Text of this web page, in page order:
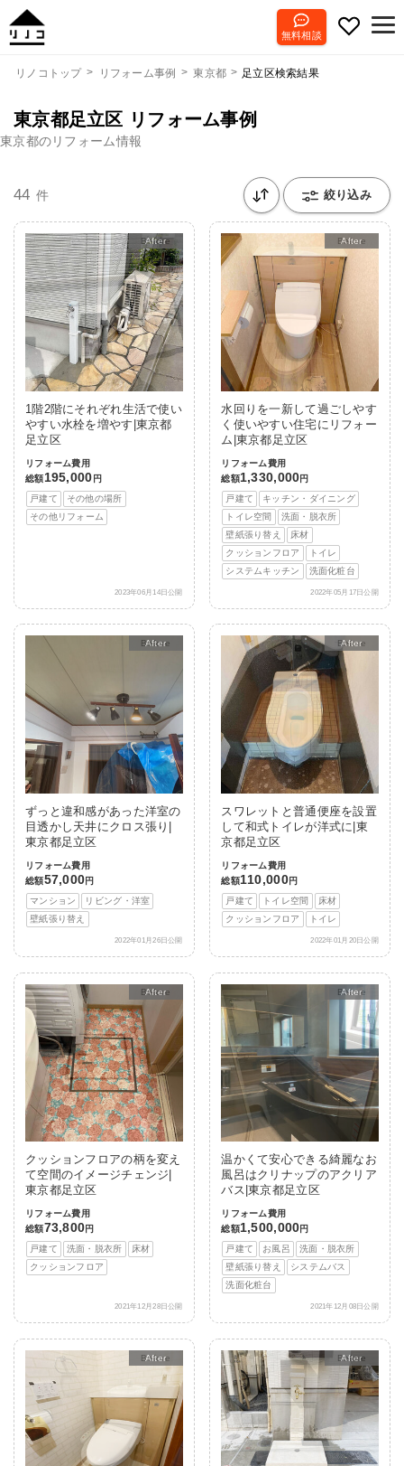
無料相談
リノコトップ リフォーム事例 東京都 足立区検索結果
東京都足立区 リフォーム事例
東京都のリフォーム情報
44 件 絞り込み
After
1階2階にそれぞれ生活で使い
やすい水栓を増やす|東京都
足立区
リフォーム費用
総額195,000 円
戸建て
その他の場所
その他リフォーム
2023年06月14日公開
After
水回りを一新して過ごしやす
く使いやすい住宅にリフォー
ム|東京都足立区
リフォーム費用
総額1,330,000円
戸建て
キッチン・ダイニング
トイレ空間
洗面・脱衣所
壁紙張り替え
床材
クッションフロア
トイレ
システムキッチン
洗面化粧台
2022年05月17日公開
After
ずっと違和感があった洋室の
目透かし天井にクロス張り|
東京都足立区
リフォーム費用
総額57,000円
マンション
リビング・洋室
壁紙張り替え
2022年01月26日公開
After
スワレットと普通便座を設置
して和式トイレが洋式に|東
京都足立区
リフォーム費用
総額110,000円
戸建て
トイレ空間
床材
クッションフロア
トイレ
2022年01月20日公開
After
クッションフロアの柄を変え
て空間のイメージチェンジ|
東京都足立区
リフォーム費用
総額73,800円
戸建て
洗面・脱衣所
床材
クッションフロア
2021年12月28日公開
After
温かくて安心できる綺麗なお
風呂はクリナップのアクリア
バス|東京都足立区
リフォーム費用
総額1,500,000円
戸建て
お風呂
洗面・脱衣所
壁紙張り替え
システムバス
洗面化粧台
2021年12月08日公開
After After